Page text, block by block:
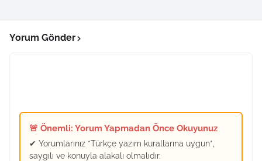
Yorum Gönder
🚨 Önemli: Yorum Yapmadan Önce Okuyunuz
✔ Yorumlarınız *Türkçe yazım kurallarına uygun*,
saygılı ve konuyla alakalı olmalıdır.